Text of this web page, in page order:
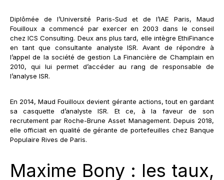
Diplômée de l’Université Paris-Sud et de l’IAE Paris, Maud
Fouilloux a commencé par exercer en 2003 dans le conseil
chez ICS Consulting. Deux ans plus tard, elle intègre EthiFinance
en tant que consultante analyste ISR. Avant de répondre à
l’appel de la société de gestion La Financière de Champlain en
2010, qui lui permet d’accéder au rang de responsable de
l’analyse ISR.
En 2014, Maud Fouilloux devient gérante actions, tout en gardant
sa casquette d’analyste ISR. Et ce, à la faveur de son
recrutement par Roche-Brune Asset Management. Depuis 2018,
elle officiait en qualité de gérante de portefeuilles chez Banque
Populaire Rives de Paris.
Maxime Bony : les taux,